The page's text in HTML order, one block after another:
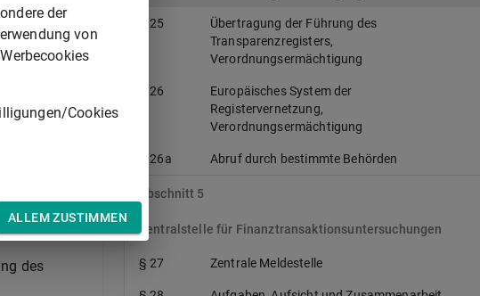
werden
und
Behörden,
und 2 zu
nach
von
des
§ 25
Übertragung der Führung des
Transparenzregisters,
Verordnungsermächtigung
§ 26
Europäisches System der
Registervernetzung,
Verordnungsermächtigung
§ 26a Abruf durch bestimmte Behörden
Abschnitt 5
Zentralstelle für Finanztransaktionsuntersuchungen
§ 27 Zentrale Meldestelle
der
von
Cookies
ALLEM ZUSTIMMEN